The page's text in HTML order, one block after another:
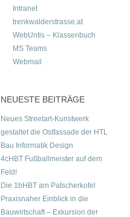
Intranet
trenkwalderstrasse.at
WebUntis – Klassenbuch
MS Teams
Webmail
NEUESTE BEITRÄGE
Neues Streetart-Kunstwerk
gestaltet die Ostfassade der HTL
Bau Informatik Design
4cHBT Fußballmeister auf dem
Feld!
Die 1bHBT am Patscherkofel
Praxisnaher Einblick in die
Bauwirtschaft – Exkursion der